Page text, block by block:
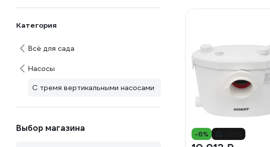
Категория
Всё для сада
Насосы
С тремя вертикальными насосами
Выбор магазина
-6%